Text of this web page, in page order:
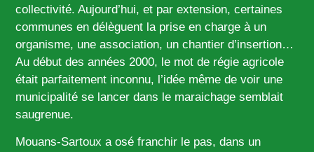
collectivité. Aujourd’hui, et par extension, certaines
communes en délèguent la prise en charge à un
organisme, une association, un chantier d’insertion…
Au début des années 2000, le mot de régie agricole
était parfaitement inconnu, l’idée même de voir une
municipalité se lancer dans le maraichage semblait
saugrenue.
Mouans-Sartoux a osé franchir le pas, dans un